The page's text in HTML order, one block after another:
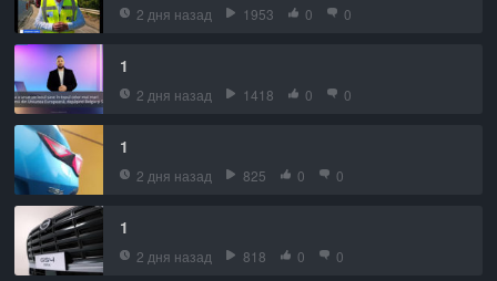
2 дня назад 1953 0 0
1
2 дня назад 1418 0 0
1
2 дня назад 825 0 0
1
2 дня назад 818 0 0